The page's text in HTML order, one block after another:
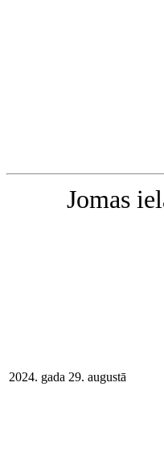
Jomas
2024. gada 29. augustā